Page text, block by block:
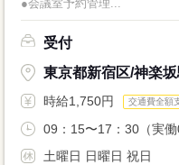
●会議室予約管理...
受付
東京都新宿区/神楽坂
時給1,750円 交通費全額
09：15〜17：30（実
土曜日 日曜日 祝日